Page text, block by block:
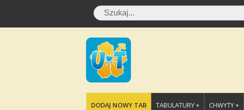
DODAJ NOWY TAB TABULATURY + CHWYTY +